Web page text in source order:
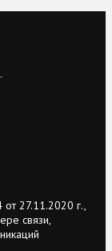
27.11.2020 г.,
связи,